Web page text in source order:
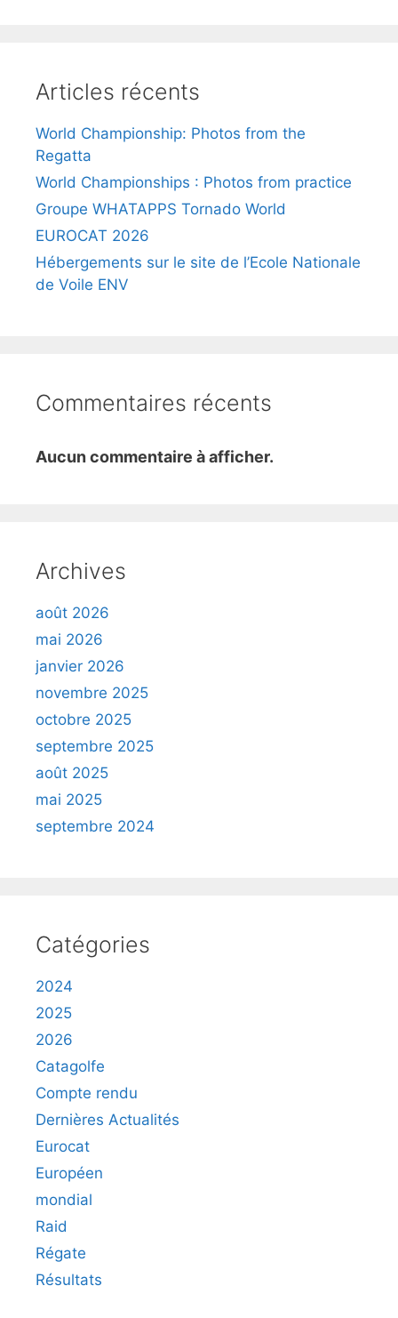
Articles récents
World Championship: Photos from the
Regatta
World Championships : Photos from practice
Groupe WHATAPPS Tornado World
EUROCAT 2026
Hébergements sur le site de l’Ecole Nationale
de Voile ENV
Commentaires récents
Aucun commentaire à afficher.
Archives
août 2026
mai 2026
janvier 2026
novembre 2025
octobre 2025
septembre 2025
août 2025
mai 2025
septembre 2024
Catégories
2024
2025
2026
Catagolfe
Compte rendu
Dernières Actualités
Eurocat
Européen
mondial
Raid
Régate
Résultats